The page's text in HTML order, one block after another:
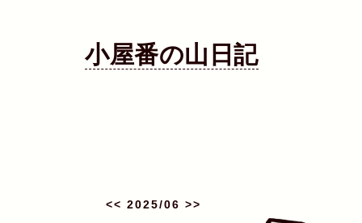
小屋番の山日記
<< 2025/06 >>